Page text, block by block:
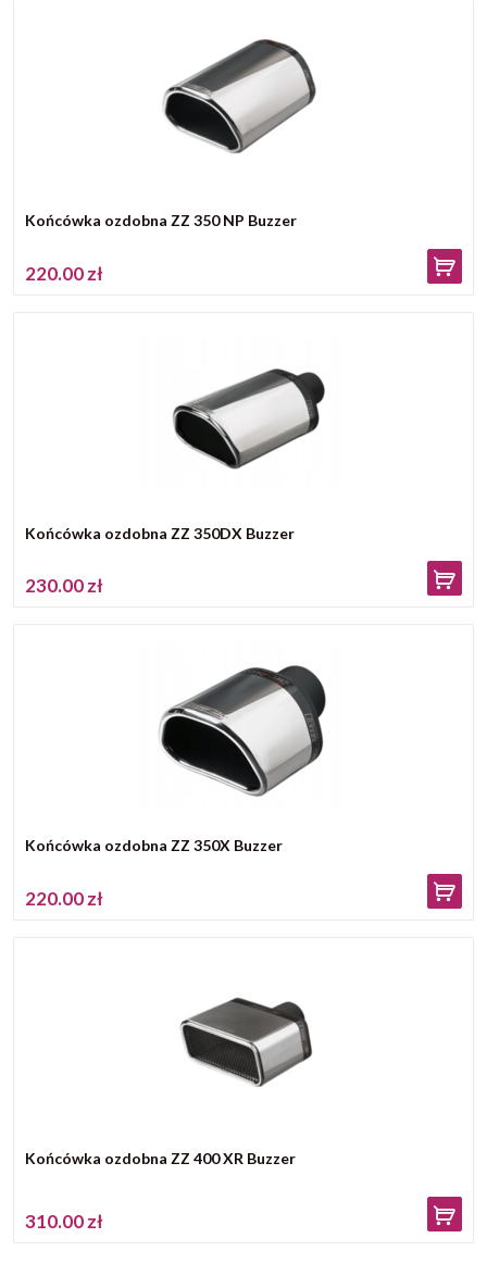
Końcówka ozdobna ZZ 350 NP Buzzer
220.00 zł
Końcówka ozdobna ZZ 350DX Buzzer
230.00 zł
Końcówka ozdobna ZZ 350X Buzzer
220.00 zł
Końcówka ozdobna ZZ 400 XR Buzzer
310.00 zł